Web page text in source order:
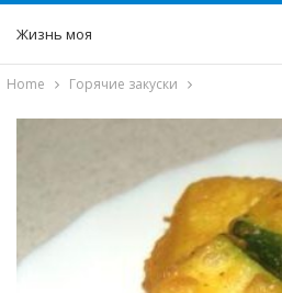
Жизнь моя
Home Горячие закуски